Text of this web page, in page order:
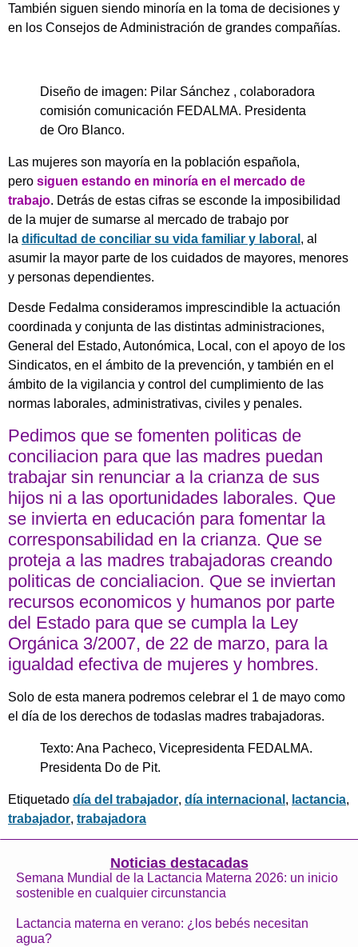
También siguen siendo minoría en la toma de decisiones y
en los Consejos de Administración de grandes compañías.
Diseño de imagen: Pilar Sánchez , colaboradora
comisión comunicación FEDALMA. Presidenta
de Oro Blanco.
Las mujeres son mayoría en la población española,
pero siguen estando en minoría en el mercado de
trabajo. Detrás de estas cifras se esconde la imposibilidad
de la mujer de sumarse al mercado de trabajo por
la dificultad de conciliar su vida familiar y laboral , al
asumir la mayor parte de los cuidados de mayores, menores
y personas dependientes.
Desde Fedalma consideramos imprescindible la actuación
coordinada y conjunta de las distintas administraciones,
General del Estado, Autonómica, Local, con el apoyo de los
Sindicatos, en el ámbito de la prevención, y también en el
ámbito de la vigilancia y control del cumplimiento de las
normas laborales, administrativas, civiles y penales.
Pedimos que se fomenten politicas de
conciliacion para que las madres puedan
trabajar sin renunciar a la crianza de sus
hijos ni a las oportunidades laborales. Que
se invierta en educación para fomentar la
corresponsabilidad en la crianza. Que se
proteja a las madres trabajadoras creando
politicas de concialiacion. Que se inviertan
recursos economicos y humanos por parte
del Estado para que se cumpla la Ley
Orgánica 3/2007, de 22 de marzo, para la
igualdad efectiva de mujeres y hombres.
Solo de esta manera podremos celebrar el 1 de mayo como
el día de los derechos de todaslas madres trabajadoras.
Texto: Ana Pacheco, Vicepresidenta FEDALMA.
Presidenta Do de Pit.
Etiquetado día del trabajador, día internacional , lactancia,
trabajador, trabajadora
Noticias destacadas
Semana Mundial de la Lactancia Materna 2026: un inicio
sostenible en cualquier circunstancia
Lactancia materna en verano: ¿los bebés necesitan
agua?